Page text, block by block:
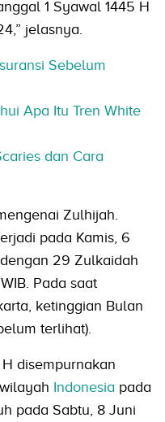
1 Syawal 1445 H
jelasnya.
Sebelum
Apa Itu Tren White
dan Cara
Zulhijah.
pada Kamis, 6
29 Zulkaidah
Pada saat
ketinggian Bulan
terlihat).
disempurnakan
Indonesia pada
pada Sabtu, 8 Juni